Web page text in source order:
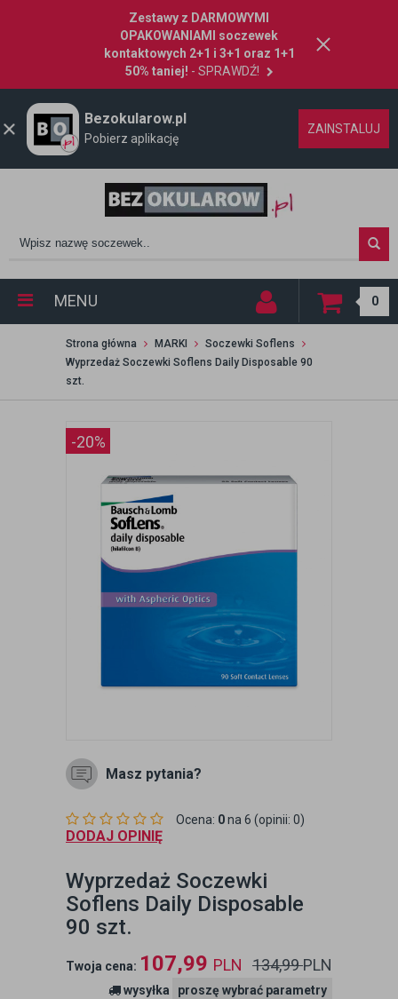
Zestawy z DARMOWYMI
OPAKOWANIAMI soczewek
kontaktowych 2+1 i 3+1 oraz 1+1
50% taniej! - SPRAWDŹ!
Bezokularow.pl
Pobierz aplikację
ZAINSTALUJ
MENU 0
Strona główna MARKI
Soczewki Soflens
Wyprzedaż Soczewki Soflens Daily Disposable 90
szt.
-20%
Masz pytania?
Ocena: 0na 6 (opinii: 0)
DODAJ OPINIĘ
Wyprzedaż Soczewki
Soflens Daily Disposable
90 szt.
Twoja cena: 107,99 PLN 134,99PLN
wysyłka proszę wybrać parametry